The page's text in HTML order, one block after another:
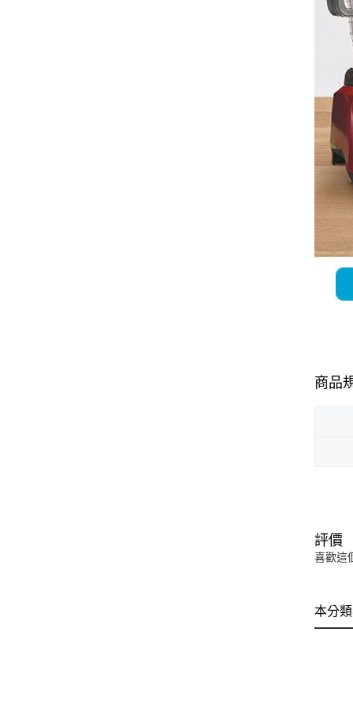
商品
評價
喜歡這
本分